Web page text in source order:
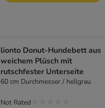
lionto Donut-Hundebett aus
weichem Plüsch mit
rutschfester Unterseite
60 cm Durchmesser / hellgrau
Not Rated